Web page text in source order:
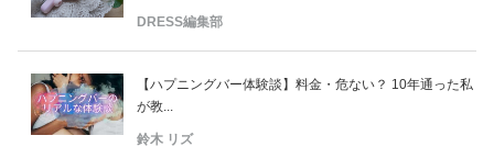
DRESS編集部
【ハプニングバー体験談】料金・危ない？ 10年通った私
が教...
鈴木 リズ